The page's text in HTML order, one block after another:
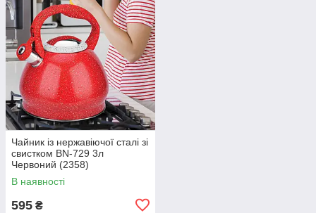
Чайник із нержавіючої сталі зі
свистком BN-729 3л
Червоний (2358)
В наявності
595 ₴